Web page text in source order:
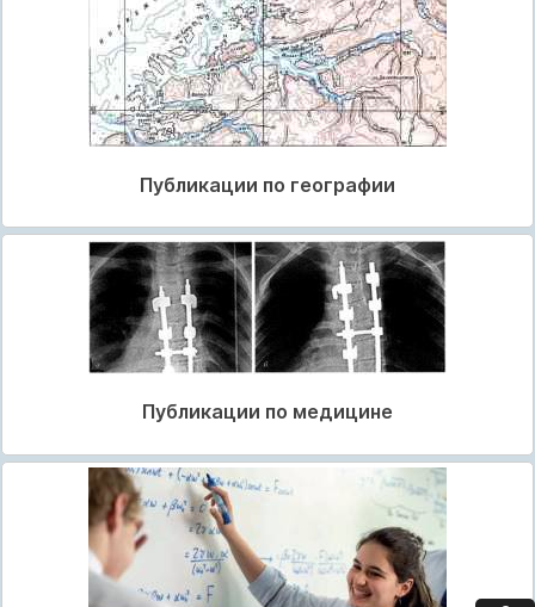
Публикации по географии
Публикации по медицине